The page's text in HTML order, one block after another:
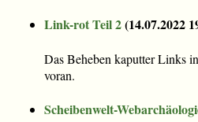
Link-rot Teil 2(14.07.2022
Das Beheben kaputter Links
voran.
Scheibenwelt-